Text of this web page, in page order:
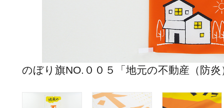
のぼり旗NO.００５「地元の不動産（防